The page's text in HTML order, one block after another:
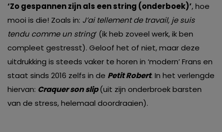
‘Zo gespannen zijn als een string (onderboek)’, hoe
mooi is die! Zoals in: J’ai tellement de travail, je suis
tendu comme un string‘ (ik heb zoveel werk, ik ben
compleet gestresst). Geloof het of niet, maar deze
uitdrukking is steeds vaker te horen in ‘modern’ Frans en
staat sinds 2016 zelfs in de Petit Robert. In het verlengde
hiervan: Craquer son slip(uit zijn onderbroek barsten
van de stress, helemaal doordraaien).